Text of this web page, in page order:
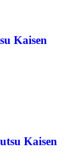
Kaisen
Kaisen